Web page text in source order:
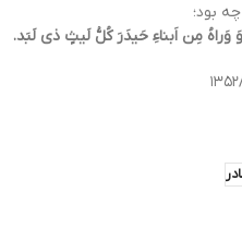
بود؛
وَراهُ مِن اَبناءِ حَیدَرَ کُلُّ لَیثٍ ذی لَبَد.